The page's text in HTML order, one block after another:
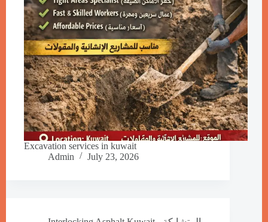
Excavation services in kuwait
Admin
July 23, 2026